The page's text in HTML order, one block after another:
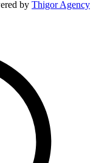
by Thigor Agency